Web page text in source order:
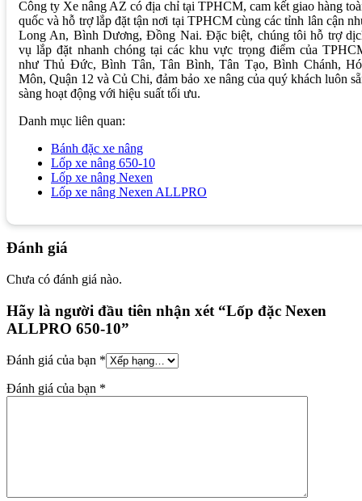
Công ty Xe nâng AZ có địa chỉ tại TPHCM, cam kết giao hàng
quốc và hỗ trợ lắp đặt tận nơi tại TPHCM cùng các tỉnh lân cận
Long An, Bình Dương, Đồng Nai. Đặc biệt, chúng tôi hỗ trợ
vụ lắp đặt nhanh chóng tại các khu vực trọng điểm của
như Thủ Đức, Bình Tân, Tân Bình, Tân Tạo, Bình Chánh,
Môn, Quận 12 và Củ Chi, đảm bảo xe nâng của quý khách luôn
sàng hoạt động với hiệu suất tối ưu.
Danh mục liên quan:
Bánh đặc xe nâng
Lốp xe nâng 650-10
Lốp xe nâng Nexen
Lốp xe nâng Nexen ALLPRO
Đánh giá
Chưa có đánh giá nào.
Hãy là người đầu tiên nhận xét “Lốp đặc Nexen
ALLPRO 650-10”
Đánh giá của bạn *
Đánh giá của bạn *